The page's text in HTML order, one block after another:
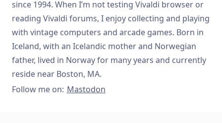
since 1994. When I’m not testing Vivaldi browser or
reading Vivaldi forums, I enjoy collecting and playing
with vintage computers and arcade games. Born in
Iceland, with an Icelandic mother and Norwegian
father, lived in Norway for many years and currently
reside near Boston, MA.
Follow me on: Mastodon